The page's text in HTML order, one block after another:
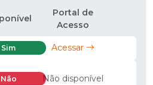
Portal de
Acesso
Sim Acessar
Não Não disponível